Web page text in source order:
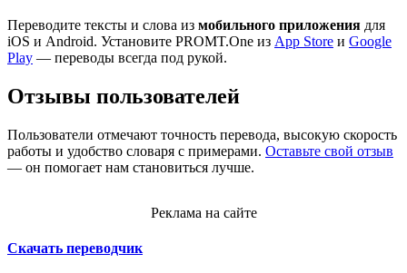
Переводите тексты и слова из мобильного приложения для
iOS и Android. Установите PROMT.One из App Store и Google
Play — переводы всегда под рукой.
Отзывы пользователей
Пользователи отмечают точность перевода, высокую скорость
работы и удобство словаря с примерами. Оставьте свой отзыв
— он помогает нам становиться лучше.
Реклама на сайте
Скачать переводчик